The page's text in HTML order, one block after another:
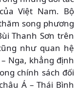
Việt Nam. Bộ
song phương
Thanh Sơn trên
như quan hệ
Nga, khẳng định
chính sách đối
Á – Thái Bình